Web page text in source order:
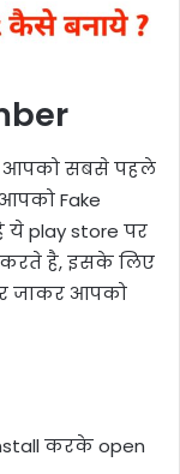
आपको सबसे पहले
Fake
ये play store पर
करते है, इसके लिए
जाकर आपको
करके open